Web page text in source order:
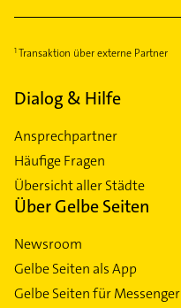
Transaktion über externe Partner
Dialog & Hilfe
Ansprechpartner
Häufige Fragen
Übersicht aller Städte
Über Gelbe Seiten
Newsroom
Gelbe Seiten als App
Gelbe Seiten für Messenger